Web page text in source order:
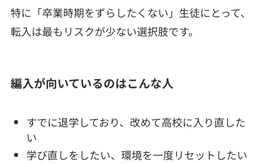
特に「卒業時期をずらしたくない」生徒にとって、
転入は最もリスクが少ない選択肢です。
編入が向いているのはこんな人
すでに退学しており、改めて高校に入り直した
い
学び直しをしたい、環境を一度リセットしたい